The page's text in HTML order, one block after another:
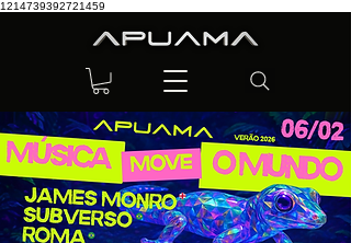
1214739392721459